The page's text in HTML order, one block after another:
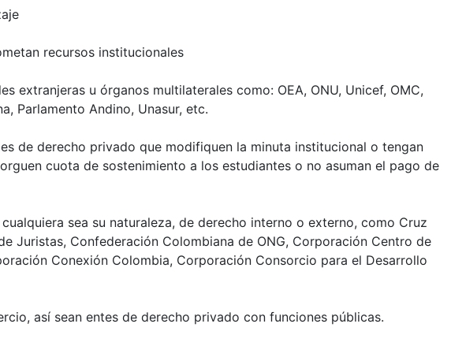
recursos institucionales
extranjeras u órganos multilaterales como: OEA, ONU, Unicef, OMC,
Parlamento Andino, Unasur, etc.
de derecho privado que modifiquen la minuta institucional o tengan
cuota de sostenimiento a los estudiantes o no asuman el pago de
sea su naturaleza, de derecho interno o externo, como Cruz
Juristas, Confederación Colombiana de ONG, Corporación Centro de
Conexión Colombia, Corporación Consorcio para el Desarrollo
así sean entes de derecho privado con funciones públicas.